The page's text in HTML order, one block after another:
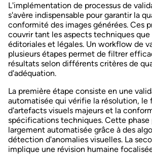
L'implémentation de processus de
s'avère indispensable pour garantir la
conformité des images générées. Ces
couvrir tant les aspects techniques
éditoriales et légales. Un workflow de
plusieurs étapes permet de filtrer
résultats selon différents critères de
d'adéquation.
La première étape consiste en une
automatisée qui vérifie la résolution, le
d'artefacts visuels majeurs et la
spécifications techniques. Cette
largement automatisée grâce à des
détection d'anomalies visuelles. La
implique une révision humaine